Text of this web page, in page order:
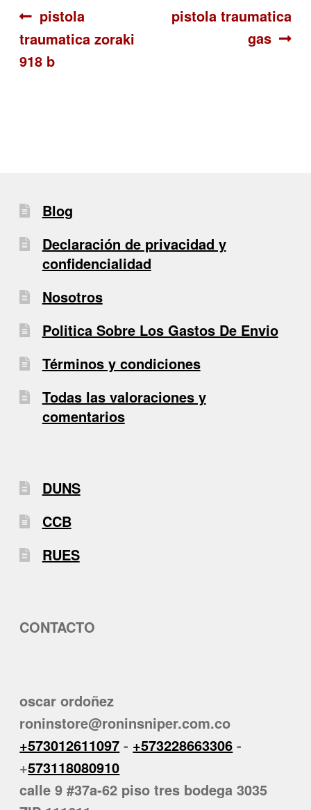
Navegación
de
Anterior:
pistola
traumatica zoraki
918 b
Siguiente:
pistola traumatica
gas
Blog
Declaración de privacidad y
confidencialidad
Nosotros
Politica Sobre Los Gastos De Envio
Términos y condiciones
Todas las valoraciones y
comentarios
DUNS
CCB
RUES
CONTACTO
oscar ordoñez
roninstore@roninsniper.com.co
+573012611097 - +573228663306 -
+573118080910
calle 9 #37a-62 piso tres bodega 3035